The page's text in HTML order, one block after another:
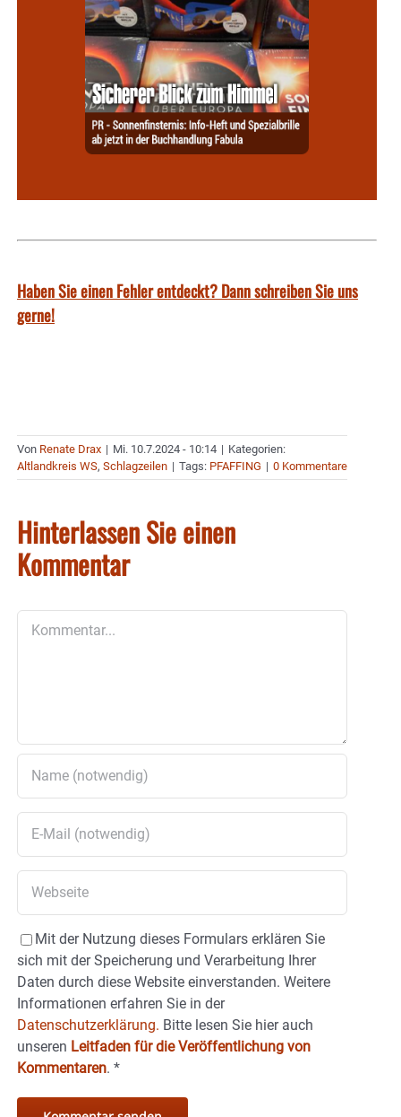
Haben Sie einen Fehler entdeckt? Dann schreiben Sie uns
gerne!
Von Renate Drax | Mi. 10.7.2024 - 10:14 | Kategorien:
Altlandkreis WS, Schlagzeilen | Tags: PFAFFING | 0 Kommentare
Hinterlassen Sie einen
Kommentar
Mit der Nutzung dieses Formulars erklären Sie
sich mit der Speicherung und Verarbeitung Ihrer
Daten durch diese Website einverstanden. Weitere
Informationen erfahren Sie in der
Datenschutzerklärung. Bitte lesen Sie hier auch
unseren Leitfaden für die Veröffentlichung von
Kommentaren. *